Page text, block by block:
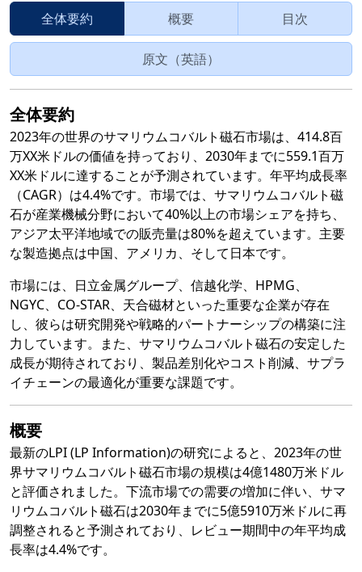
全体要約 概要 目次
原文（英語）
全体要約
2023年の世界のサマリウムコバルト磁石市場は、414.8百
万XX米ドルの価値を持っており、2030年までに559.1百万
XX米ドルに達することが予測されています。年平均成長率
（CAGR）は4.4%です。市場では、サマリウムコバルト磁
石が産業機械分野において40%以上の市場シェアを持ち、
アジア太平洋地域での販売量は80%を超えています。主要
な製造拠点は中国、アメリカ、そして日本です。
市場には、日立金属グループ、信越化学、HPMG、
NGYC、CO-STAR、天合磁材といった重要な企業が存在
し、彼らは研究開発や戦略的パートナーシップの構築に注
力しています。また、サマリウムコバルト磁石の安定した
成長が期待されており、製品差別化やコスト削減、サプラ
イチェーンの最適化が重要な課題です。
概要
最新のLPI (LP Information)の研究によると、2023年の世
界サマリウムコバルト磁石市場の規模は4億1480万米ドル
と評価されました。下流市場での需要の増加に伴い、サマ
リウムコバルト磁石は2030年までに5億5910万米ドルに再
調整されると予測されており、レビュー期間中の年平均成
長率は4.4%です。